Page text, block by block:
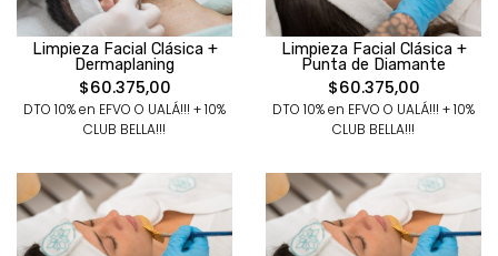
Limpieza Facial Clásica +
Dermaplaning
$60.375,00
DTO 10% en EFVO O UALÁ!!! + 10%
CLUB BELLA!!!
Limpieza Facial Clásica +
Punta de Diamante
$60.375,00
DTO 10% en EFVO O UALÁ!!! + 10%
CLUB BELLA!!!